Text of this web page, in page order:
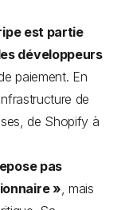
est partie
développeurs
paiement. En
de
de Shopify à
pas
» , mais